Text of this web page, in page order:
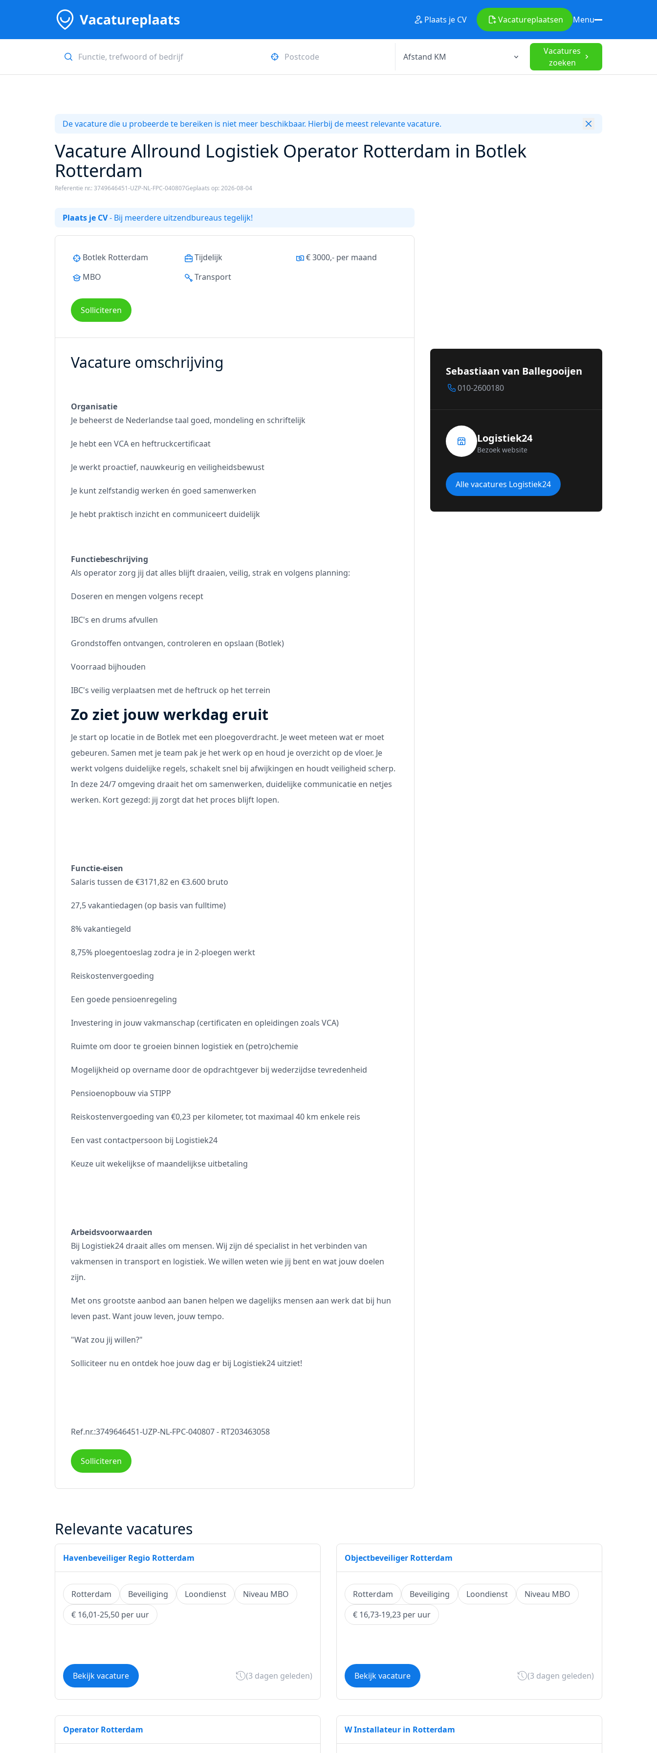
Plaats je CV Vacatureplaatsen Menu
Vacatures
zoeken
De vacature die u probeerde te bereiken is niet meer beschikbaar. Hierbij de meest relevante vacature.
Vacature Allround Logistiek Operator Rotterdam in Botlek
Rotterdam
Referentie nr.: 3749646451-UZP-NL-FPC-040807Geplaats op: 2026-08-04
Plaats je CV- Bij meerdere uitzendbureaus tegelijk!
Botlek Rotterdam Tijdelijk
€ 3000,- per maand
MBO
Transport
Solliciteren
Vacature omschrijving
Organisatie
Je beheerst de Nederlandse taal goed, mondeling en schriftelijk
Je hebt een VCA en heftruckcertificaat
Je werkt proactief, nauwkeurig en veiligheidsbewust
Je kunt zelfstandig werken én goed samenwerken
Je hebt praktisch inzicht en communiceert duidelijk
Functiebeschrijving
Als operator zorg jij dat alles blijft draaien, veilig, strak en volgens planning:
Doseren en mengen volgens recept
IBC's en drums afvullen
Grondstoffen ontvangen, controleren en opslaan (Botlek)
Voorraad bijhouden
IBC's veilig verplaatsen met de heftruck op het terrein
Zo ziet jouw werkdag eruit
Je start op locatie in de Botlek met een ploegoverdracht. Je weet meteen wat er moet
gebeuren. Samen met je team pak je het werk op en houd je overzicht op de vloer. Je
werkt volgens duidelijke regels, schakelt snel bij afwijkingen en houdt veiligheid scherp.
In deze 24/7 omgeving draait het om samenwerken, duidelijke communicatie en netjes
werken. Kort gezegd: jij zorgt dat het proces blijft lopen.
Functie-eisen
Salaris tussen de €3171,82 en €3.600 bruto
27,5 vakantiedagen (op basis van fulltime)
8% vakantiegeld
8,75% ploegentoeslag zodra je in 2-ploegen werkt
Reiskostenvergoeding
Een goede pensioenregeling
Investering in jouw vakmanschap (certificaten en opleidingen zoals VCA)
Ruimte om door te groeien binnen logistiek en (petro)chemie
Mogelijkheid op overname door de opdrachtgever bij wederzijdse tevredenheid
Pensioenopbouw via STIPP
Reiskostenvergoeding van €0,23 per kilometer, tot maximaal 40 km enkele reis
Een vast contactpersoon bij Logistiek24
Keuze uit wekelijkse of maandelijkse uitbetaling
Arbeidsvoorwaarden
Bij Logistiek24 draait alles om mensen. Wij zijn dé specialist in het verbinden van
vakmensen in transport en logistiek. We willen weten wie jij bent en wat jouw doelen
zijn.
Met ons grootste aanbod aan banen helpen we dagelijks mensen aan werk dat bij hun
leven past. Want jouw leven, jouw tempo.
"Wat zou jij willen?"
Solliciteer nu en ontdek hoe jouw dag er bij Logistiek24 uitziet!
Ref.nr.:3749646451-UZP-NL-FPC-040807 - RT203463058
Solliciteren
Sebastiaan van Ballegooijen
010-2600180
Logistiek24
Bezoek website
Alle vacatures Logistiek24
Relevante vacatures
Havenbeveiliger Regio Rotterdam
Rotterdam Beveiliging Loondienst
Niveau MBO
€ 16,01-25,50 per uur
Bekijk vacature (3 dagen geleden)
Objectbeveiliger Rotterdam
Rotterdam Beveiliging Loondienst
Niveau MBO
€ 16,73-19,23 per uur
Bekijk vacature (3 dagen geleden)
Operator Rotterdam W Installateur in Rotterdam